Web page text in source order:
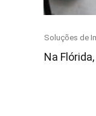
Category
Soluções de
Na